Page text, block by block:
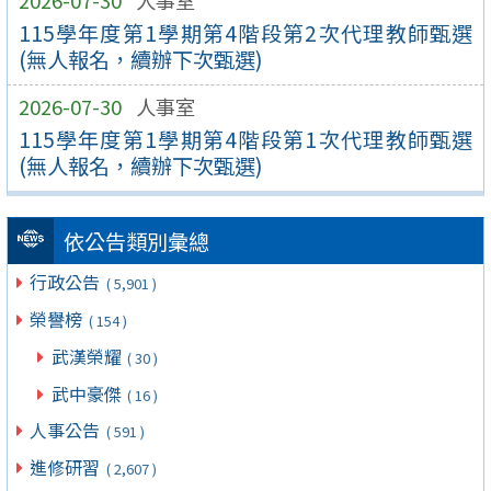
115學年度第1學期第4階段第2次代理教師甄選
(無人報名，續辦下次甄選)
2026-07-30 人事室
115學年度第1學期第4階段第1次代理教師甄選
(無人報名，續辦下次甄選)
依公告類別彙總
行政公告 ( 5,901 )
榮譽榜 ( 154 )
武漢榮耀 ( 30 )
武中豪傑 ( 16 )
人事公告 ( 591 )
進修研習 ( 2,607 )